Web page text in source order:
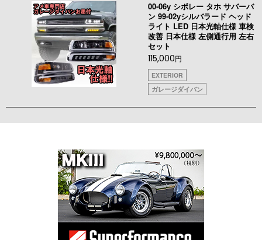
00-06y シボレー タホ サバーバ
ン 99-02yシルバラード ヘッド
ライト LED 日本光軸仕様 車検
改善 日本仕様 左側通行用 左右
セット
115,000円
EXTERIOR
ガレージダイバン